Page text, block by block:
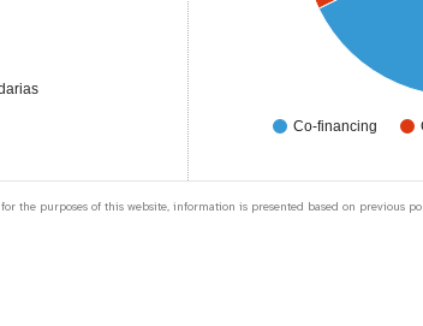
Co-financing
the purposes of this website, information is presented based on previous